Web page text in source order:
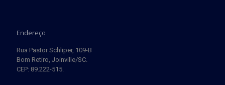
Endereço
Rua Pastor Schliper, 109-B
Bom Retiro, Joinville/SC.
CEP: 89.222-515.